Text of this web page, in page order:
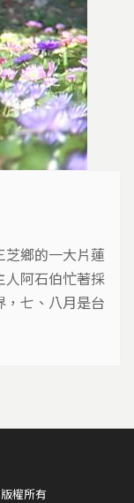
鄉的一大片蓮
人阿石伯忙著採
七、八月是台
伯一起仰賴這
保育共存的動
權所有